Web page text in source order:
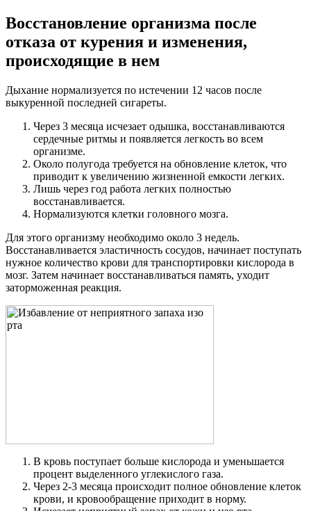
Восстановление организма после
отказа от курения и изменения,
происходящие в нем
Дыхание нормализуется по истечении 12 часов после
выкуренной последней сигареты.
Через 3 месяца исчезает одышка, восстанавливаются
сердечные ритмы и появляется легкость во всем
организме.
Около полугода требуется на обновление клеток, что
приводит к увеличению жизненной емкости легких.
Лишь через год работа легких полностью
восстанавливается.
Нормализуются клетки головного мозга.
Для этого организму необходимо около 3 недель.
Восстанавливается эластичность сосудов, начинает поступать
нужное количество крови для транспортировки кислорода в
мозг. Затем начинает восстанавливаться память, уходит
заторможенная реакция.
В кровь поступает больше кислорода и уменьшается
процент выделенного углекислого газа.
Через 2-3 месяца происходит полное обновление клеток
крови, и кровообращение приходит в норму.